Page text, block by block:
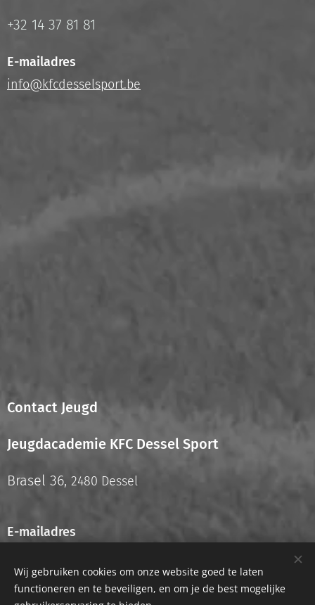
+32 14 37 81 81
E-mailadres
info@kfcdesselsport.be
Contact Jeugd
Jeugdacademie KFC Dessel Sport
Brasel 36, 2480 Dessel
E-mailadres
Wij gebruiken cookies om onze website goed te laten
functioneren en te beveiligen, en om je de best mogelijke